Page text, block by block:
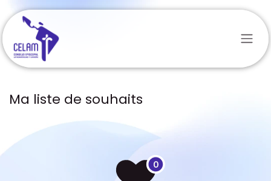
Se rendre au contenu
Ma liste de souhaits